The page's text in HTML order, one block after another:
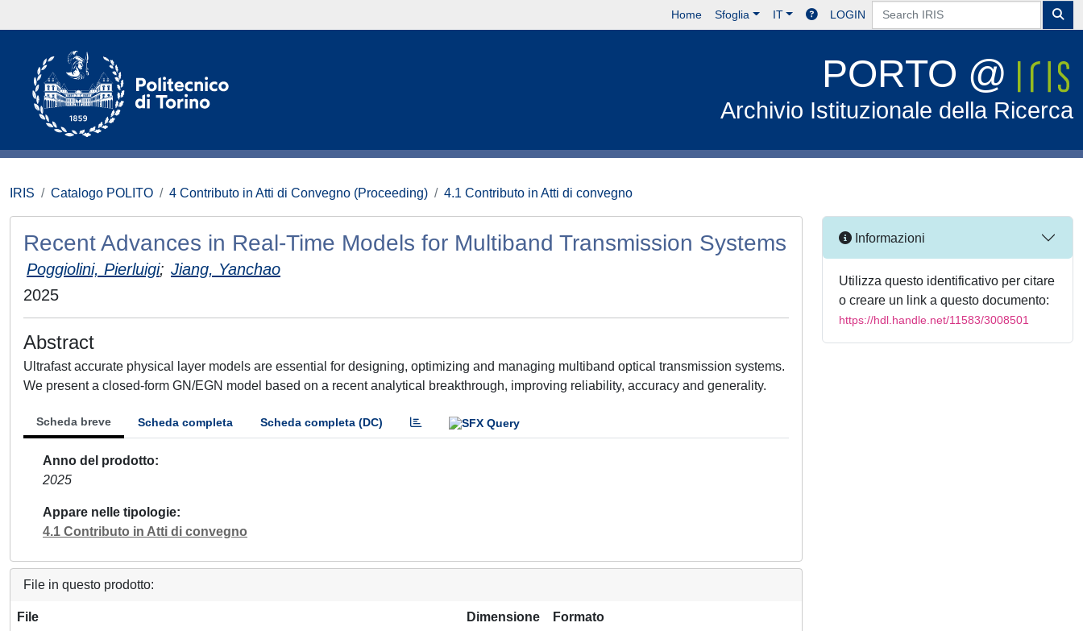
Home Sfoglia IT LOGIN
PORTO @
Archivio Istituzionale della Ricerca
IRIS Catalogo POLITO 4 Contributo in Atti di Convegno (Proceeding) 4.1 Contributo in Atti di convegno
Recent Advances in Real-Time Models for Multiband Transmission Systems
Poggiolini, Pierluigi; Jiang, Yanchao
2025
Abstract
Ultrafast accurate physical layer models are essential for designing, optimizing and managing multiband optical transmission systems.
We present a closed-form GN/EGN model based on a recent analytical breakthrough, improving reliability, accuracy and generality.
Scheda breve Scheda completa Scheda completa (DC)
Anno del prodotto
2025
Appare nelle tipologie
4.1 Contributo in Atti di convegno
File in questo prodotto:
File Dimensione Formato
Informazioni
Utilizza questo identificativo per citare
o creare un link a questo documento:
https://hdl.handle.net/11583/3008501